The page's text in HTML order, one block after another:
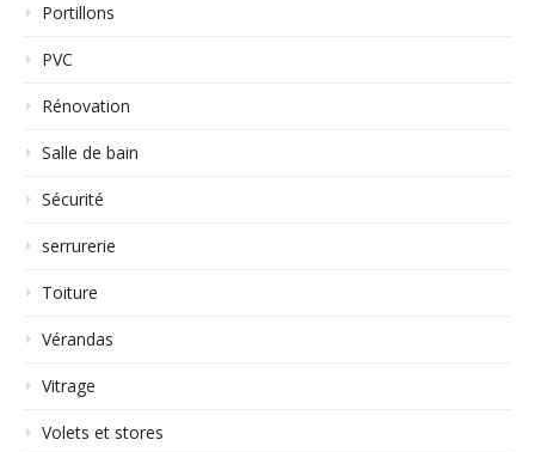
Portillons
PVC
Rénovation
Salle de bain
Sécurité
serrurerie
Toiture
Vérandas
Vitrage
Volets et stores